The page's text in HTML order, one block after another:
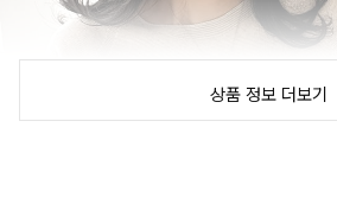
상품 정보 더보기